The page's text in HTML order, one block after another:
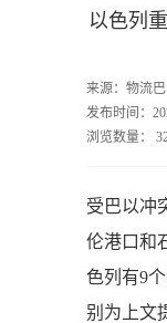
以色列
来源：物流
发布时间：
浏览数量：
受巴以冲
伦港口和
色列有9
别为上文